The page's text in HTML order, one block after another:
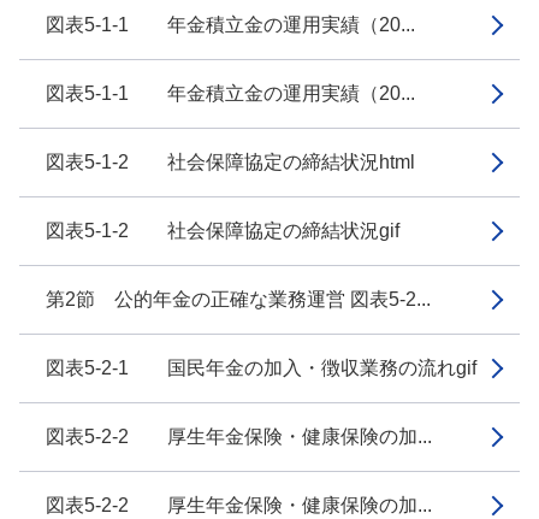
図表5-1-1 年金積立金の運用実績（20...
図表5-1-1 年金積立金の運用実績（20...
図表5-1-2 社会保障協定の締結状況html
図表5-1-2 社会保障協定の締結状況gif
第2節 公的年金の正確な業務運営 図表5-2...
図表5-2-1 国民年金の加入・徴収業務の流れgif
図表5-2-2 厚生年金保険・健康保険の加...
図表5-2-2 厚生年金保険・健康保険の加...